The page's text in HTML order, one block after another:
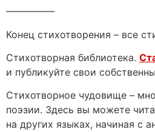
—————
Конец стихотворения – все
Стихотворная библиотека.
и публикуйте свои
Стихотворное чудовище –
поэзии. Здесь вы можете
на других языках, начиная с